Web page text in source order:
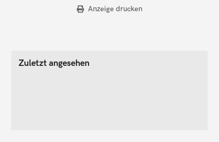
Anzeige drucken
Zuletzt angesehen